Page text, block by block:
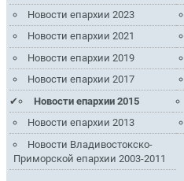
Новости епархии 2023
Новости епархии 2021
Новости епархии 2019
Новости епархии 2017
Новости епархии 2015
Новости епархии 2013
Новости Владивостокско-
Приморской епархии 2003-2011